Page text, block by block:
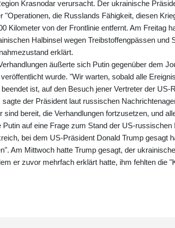
Krasnodar verursacht. Der ukrainische
"Operationen, die Russlands Fähigkeit, diesen
Kilometer von der Frontlinie entfernt. Am Freitag
Halbinsel wegen Treibstoffengpässen und
erklärt.
äußerte sich Putin gegenüber dem
wurde. "Wir warten, sobald alle
ist, auf den Besuch jener Vertreter der
sagte der Präsident laut russischen
sind bereit, die Verhandlungen fortzusetzen, und
Putin auf eine Frage zum Stand der US-
bei dem US-Präsident Donald Trump gesagt
Am Mittwoch hatte Trump gesagt, der
er zuvor mehrfach erklärt hatte, ihm fehlten die